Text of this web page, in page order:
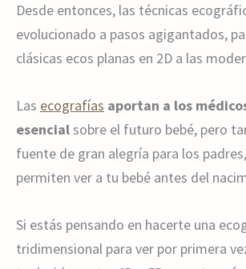
Desde entonces, las técnicas
evolucionado a pasos agigantados,
clásicas ecos planas en 2D a las
Las ecografías aportan a los
esencialsobre el futuro bebé, pero
fuente de gran alegría para los
permiten ver a tu bebé antes del
Si estás pensando en hacerte una
tridimensional para ver por primera